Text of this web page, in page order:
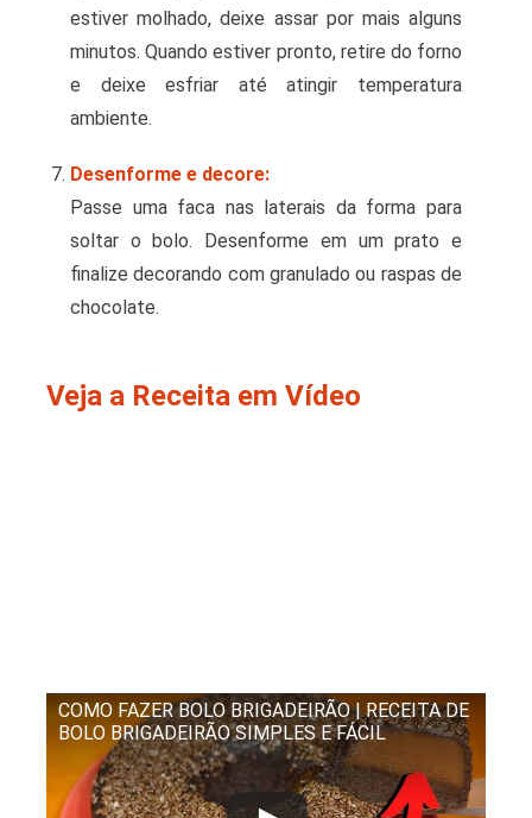
estiver molhado, deixe assar por mais alguns
minutos. Quando estiver pronto, retire do forno
e deixe esfriar até atingir temperatura
ambiente.
Desenforme e decore:
Passe uma faca nas laterais da forma para
soltar o bolo. Desenforme em um prato e
finalize decorando com granulado ou raspas de
chocolate.
Veja a Receita em Vídeo
COMO FAZER BOLO BRIGADEIRÃO | RECEITA DE
BOLO BRIGADEIRÃO SIMPLES E FÁCIL